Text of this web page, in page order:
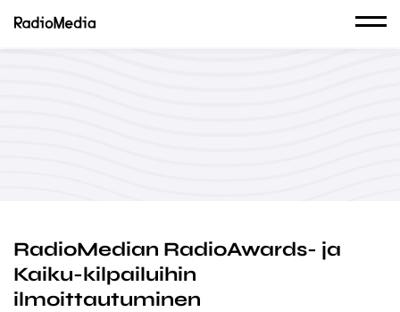
RadioMedian RadioAwards- ja
Kaiku-kilpailuihin
ilmoittautuminen